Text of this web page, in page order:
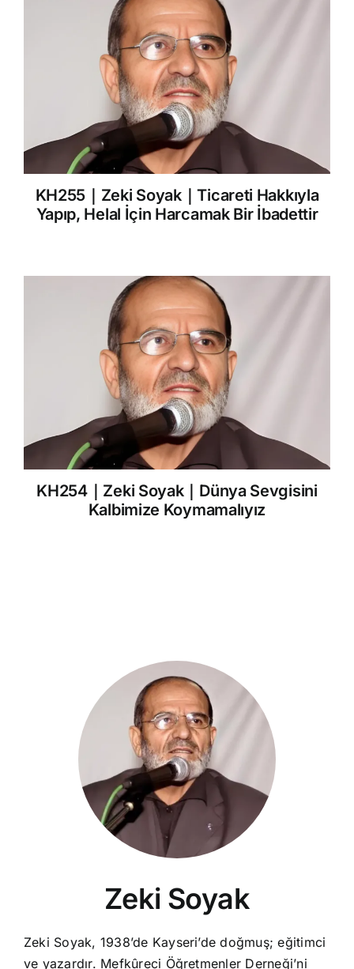
KH255｜Zeki Soyak｜Ticareti Hakkıyla
Yapıp, Helal İçin Harcamak Bir İbadettir
KH254｜Zeki Soyak｜Dünya Sevgisini
Kalbimize Koymamalıyız
Zeki Soyak
Zeki Soyak, 1938’de Kayseri’de doğmuş; eğitimci
ve yazardır. Mefkûreci Öğretmenler Derneği’ni